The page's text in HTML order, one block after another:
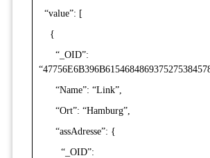
“value”: [
{
“_OID”:
“Name”: “Link”,
“Ort”: “Hamburg”,
“assAdresse”: {
“_OID”: